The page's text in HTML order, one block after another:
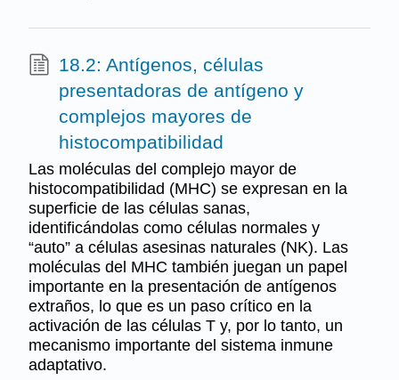
18.2: Antígenos, células
presentadoras de antígeno y
complejos mayores de
histocompatibilidad
Las moléculas del complejo mayor de
histocompatibilidad (MHC) se expresan en la
superficie de las células sanas,
identificándolas como células normales y
“auto” a células asesinas naturales (NK). Las
moléculas del MHC también juegan un papel
importante en la presentación de antígenos
extraños, lo que es un paso crítico en la
activación de las células T y, por lo tanto, un
mecanismo importante del sistema inmune
adaptativo.